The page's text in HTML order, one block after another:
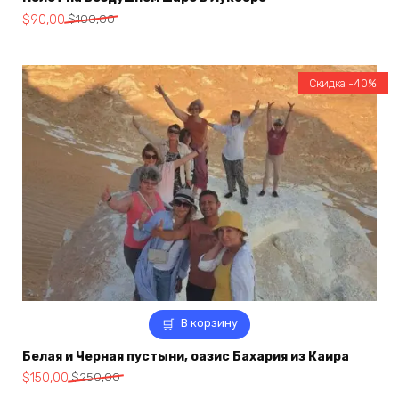
$100,00
Первоначальная
$100,00.
$90,00
Текущая
В корзину
Скидка -40%
Белая и Черная пустыни, оазис Бахария из Каира
$250,00
Первоначальная
$150,00
Текущая